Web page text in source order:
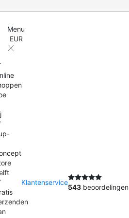
Menu
EUR
Klantenservice
543 beoordelingen